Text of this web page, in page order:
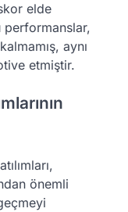
elde
performanslar,
aynı
etmiştir.
önemli